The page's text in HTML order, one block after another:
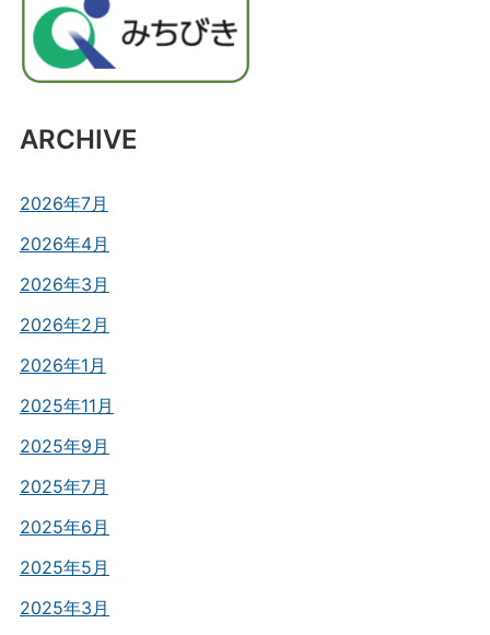
ARCHIVE
2026年7月
2026年4月
2026年3月
2026年2月
2026年1月
2025年11月
2025年9月
2025年7月
2025年6月
2025年5月
2025年3月